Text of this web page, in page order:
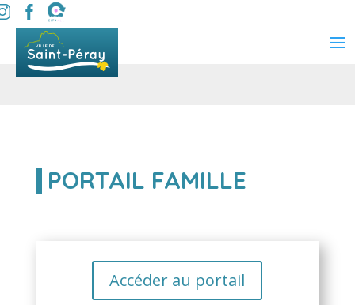
PORTAIL FAMILLE
Accéder au portail